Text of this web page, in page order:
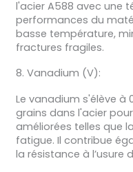
l'acier A588 avec une
performances du
basse température,
fractures fragiles.
8. Vanadium (V):
Le vanadium s'élève à
grains dans l'acier
améliorées telles que
fatigue. Il contribue
la résistance à l’usure